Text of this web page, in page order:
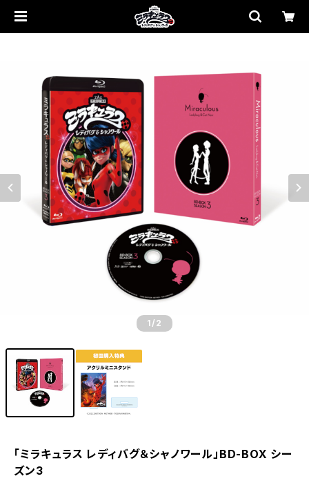
1 /2
「ミラキュラス レディバグ＆シャノワール」BD-BOX シー
ズン3